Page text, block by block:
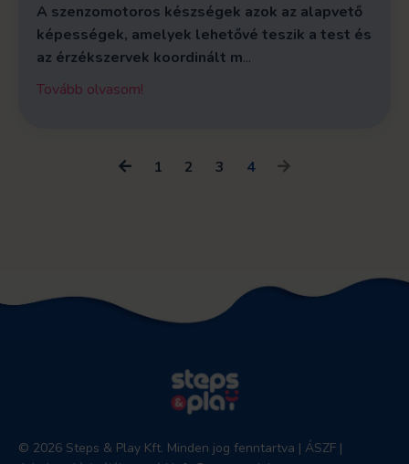
A szenzomotoros készségek azok az alapvető
képességek, amelyek lehetővé teszik a test és
az érzékszervek koordinált m...
Tovább olvasom!
1 2 3 4
© 2026 Steps & Play Kft. Minden jog fenntartva | ÁSZF |